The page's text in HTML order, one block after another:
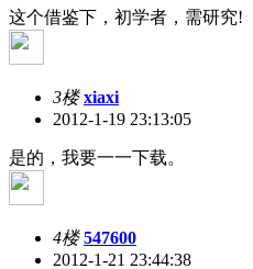
这个借鉴下，初学者，需研究!
3楼 xiaxi
2012-1-19 23:13:05
是的，我要一一下载。
4楼 547600
2012-1-21 23:44:38